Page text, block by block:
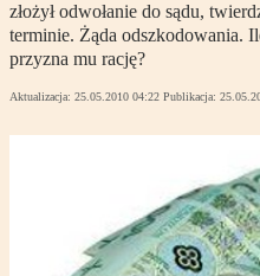
złożył odwołanie do sądu,
terminie. Żąda odszkodowania.
przyzna mu rację?
Aktualizacja: 25.05.2010 04:22 Publikacja: